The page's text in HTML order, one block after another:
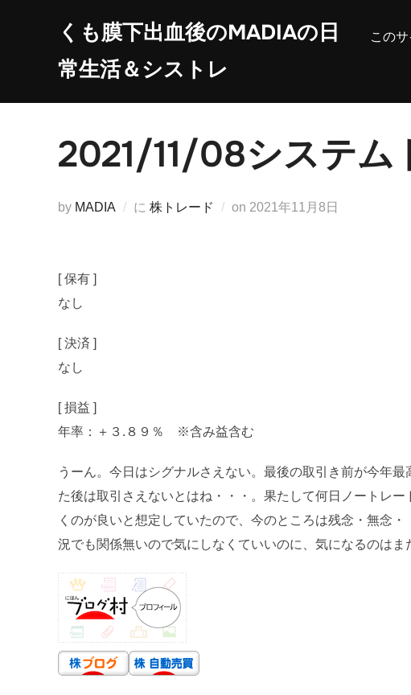
ツ
くも膜下出血後のMADIAの日
常生活＆シストレ
この
2021/11/08システム
by MADIA に 株トレード on 投
2021年11月8日
[ 保有 ]
なし
[ 決済 ]
なし
[ 損益 ]
年率：＋３.８９％ ※含み益含む
うーん。今日はシグナルさえない。最後の取引き前が今年
た後は取引さえないとはね・・・。果たして何日ノートレ
くのが良いと想定していたので、今のところは残念・無念
況でも関係無いので気にしなくていいのに、気になるのはま